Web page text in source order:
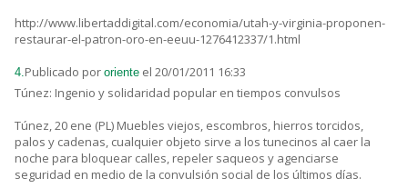
http://www.libertaddigital.com/economia/utah-y-virginia-proponen-
restaurar-el-patron-oro-en-eeuu-1276412337/1.html
4.Publicado por oriente el 20/01/2011 16:33
Túnez: Ingenio y solidaridad popular en tiempos convulsos
Túnez, 20 ene (PL) Muebles viejos, escombros, hierros torcidos,
palos y cadenas, cualquier objeto sirve a los tunecinos al caer la
noche para bloquear calles, repeler saqueos y agenciarse
seguridad en medio de la convulsión social de los últimos días.